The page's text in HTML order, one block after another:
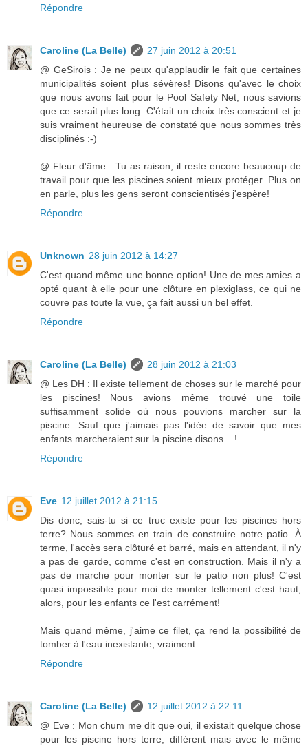
Répondre
Caroline (La Belle)
27 juin 2012 à 20:51
@ GeSirois : Je ne peux qu'applaudir le fait que certaines
municipalités soient plus sévères! Disons qu'avec le choix
que nous avons fait pour le Pool Safety Net, nous savions
que ce serait plus long. C'était un choix très conscient et je
suis vraiment heureuse de constaté que nous sommes très
disciplinés :-)
@ Fleur d'âme : Tu as raison, il reste encore beaucoup de
travail pour que les piscines soient mieux protéger. Plus on
en parle, plus les gens seront conscientisés j'espère!
Répondre
Unknown 28 juin 2012 à 14:27
C'est quand même une bonne option! Une de mes amies a
opté quant à elle pour une clôture en plexiglass, ce qui ne
couvre pas toute la vue, ça fait aussi un bel effet.
Répondre
Caroline (La Belle)
28 juin 2012 à 21:03
@ Les DH : Il existe tellement de choses sur le marché pour
les piscines! Nous avions même trouvé une toile
suffisamment solide où nous pouvions marcher sur la
piscine. Sauf que j'aimais pas l'idée de savoir que mes
enfants marcheraient sur la piscine disons... !
Répondre
Eve 12 juillet 2012 à 21:15
Dis donc, sais-tu si ce truc existe pour les piscines hors
terre? Nous sommes en train de construire notre patio. À
terme, l'accès sera clôturé et barré, mais en attendant, il n'y
a pas de garde, comme c'est en construction. Mais il n'y a
pas de marche pour monter sur le patio non plus! C'est
quasi impossible pour moi de monter tellement c'est haut,
alors, pour les enfants ce l'est carrément!
Mais quand même, j'aime ce filet, ça rend la possibilité de
tomber à l'eau inexistante, vraiment....
Répondre
Caroline (La Belle)
12 juillet 2012 à 22:11
@ Eve : Mon chum me dit que oui, il existait quelque chose
pour les piscine hors terre, différent mais avec le même